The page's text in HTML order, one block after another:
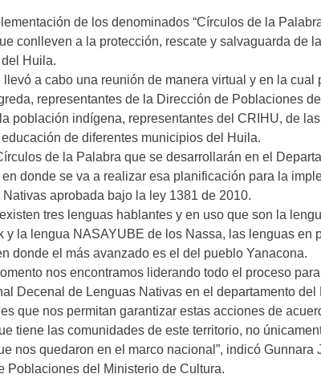
de los denominados “Círculos de la
conlleven a la protección, rescate y salvaguarda de
Huila.
llevó a cabo una reunión de manera virtual y en la cual
representantes de la Dirección de Poblaciones
población indígena, representantes del CRIHU, de
de diferentes municipios del Huila.
de la Palabra que se desarrollarán en el
donde se va a realizar esa planificación para la
aprobada bajo la ley 1381 de 2010.
tres lenguas hablantes y en uso que son la
y la lengua NASAYUBE de los Nassa, las lenguas en
donde el más avanzado es el del pueblo Yanacona.
nos encontramos liderando todo el proceso
Decenal de Lenguas Nativas en el departamento
que nos permitan garantizar estas acciones de
tiene las comunidades de este territorio, no
nos quedaron en el marco nacional”, indicó Gunnara
Poblaciones del Ministerio de Cultura.